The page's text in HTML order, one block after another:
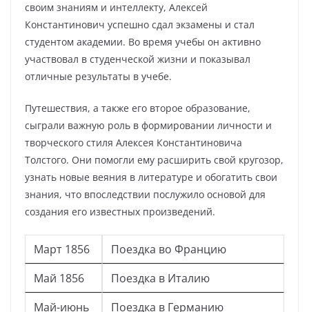
своим знаниям и интеллекту, Алексей
Константинович успешно сдал экзамены и стал
студентом академии. Во время учебы он активно
участвовал в студенческой жизни и показывал
отличные результаты в учебе.
Путешествия, а также его второе образование,
сыграли важную роль в формировании личности и
творческого стиля Алексея Константиновича
Толстого. Они помогли ему расширить свой кругозор,
узнать новые веяния в литературе и обогатить свои
знания, что впоследствии послужило основой для
создания его известных произведений.
Март 1856
Поездка во Францию
Май 1856
Поездка в Италию
Май-июнь
Поездка в Германию